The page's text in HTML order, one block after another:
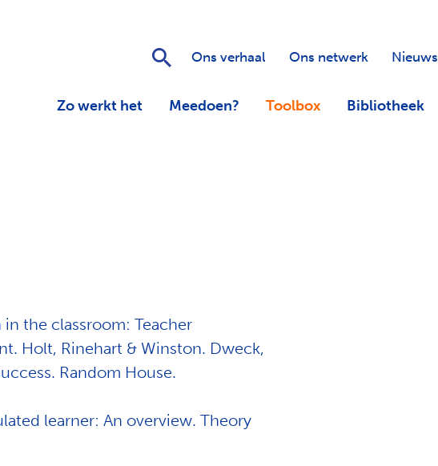
Zo werkt het Meedoen? Toolbox Bibliotheek
Zoeken
Ons verhaal Ons netwerk Nieuws
in the classroom: Teacher
Holt, Rinehart & Winston. Dweck,
Random House.
learner: An overview. Theory